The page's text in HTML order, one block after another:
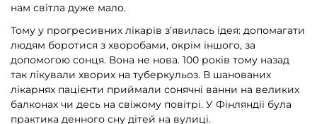
нам світла дуже мало.
Тому у прогресивних лікарів з’явилась ідея: допомагати
людям боротися з хворобами, окрім іншого, за
допомогою сонця. Вона не нова. 100 років тому назад
так лікували хворих на туберкульоз. В шанованих
лікарнях пацієнти приймали сонячні ванни на великих
балконах чи десь на свіжому повітрі. У Фінляндії була
практика денного сну дітей на вулиці.